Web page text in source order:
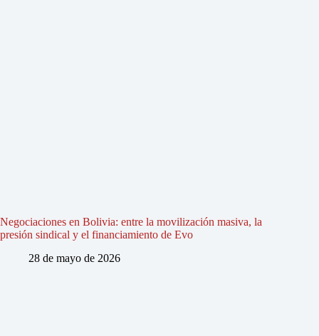
Negociaciones en Bolivia: entre la movilización masiva, la
presión sindical y el financiamiento de Evo
28 de mayo de 2026